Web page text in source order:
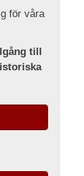
för våra
till